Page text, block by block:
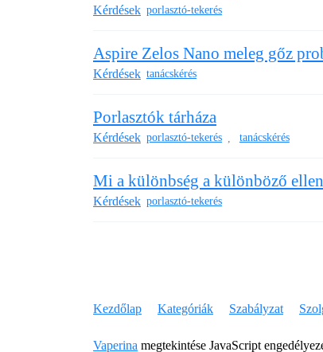
Kérdések porlasztó-tekerés
Aspire Zelos Nano meleg gőz
Kérdések tanácskérés
Porlasztók tárháza
Kérdések porlasztó-tekerés tanácskérés
Mi a különbség a különböző
Kérdések porlasztó-tekerés
Kezdőlap Kategóriák Szabályzat
Vaperina megtekintése JavaScript